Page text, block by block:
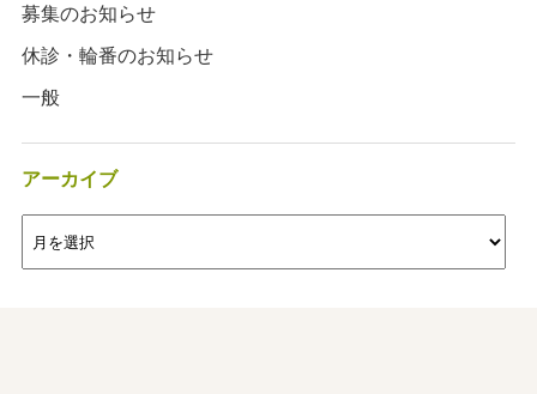
募集のお知らせ
休診・輪番のお知らせ
一般
アーカイブ